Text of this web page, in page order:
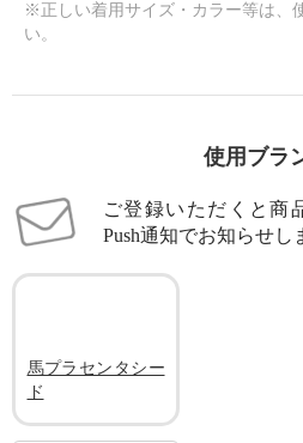
※正しい着用サイズ・カラー等は、
い。
使用ブラ
ご登録いただくと商
Push通知でお知らせし
馬プラセンタシー
ド